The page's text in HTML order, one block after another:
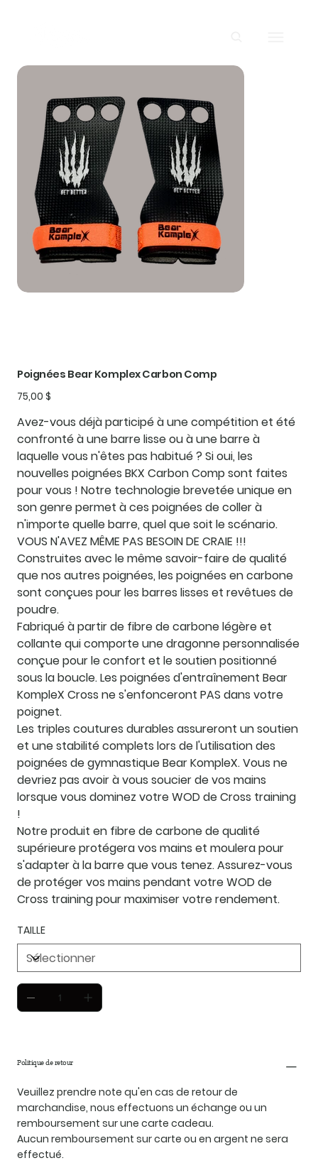
Poignées Bear Komplex Carbon Comp
Prix
75,00 $
Avez-vous déjà participé à une compétition et été
confronté à une barre lisse ou à une barre à
laquelle vous n'êtes pas habitué ? Si oui, les
nouvelles poignées BKX Carbon Comp sont faites
pour vous ! Notre technologie brevetée unique en
son genre permet à ces poignées de coller à
n'importe quelle barre, quel que soit le scénario.
VOUS N'AVEZ MÊME PAS BESOIN DE CRAIE !!!
Construites avec le même savoir-faire de qualité
que nos autres poignées, les poignées en carbone
sont conçues pour les barres lisses et revêtues de
poudre.
Fabriqué à partir de fibre de carbone légère et
collante qui comporte une dragonne personnalisée
conçue pour le confort et le soutien positionné
sous la boucle. Les poignées d'entraînement Bear
KompleX Cross ne s'enfonceront PAS dans votre
poignet.
Les triples coutures durables assureront un soutien
et une stabilité complets lors de l'utilisation des
poignées de gymnastique Bear KompleX. Vous ne
devriez pas avoir à vous soucier de vos mains
lorsque vous dominez votre WOD de Cross training
!
Notre produit en fibre de carbone de qualité
supérieure protégera vos mains et moulera pour
s'adapter à la barre que vous tenez. Assurez-vous
de protéger vos mains pendant votre WOD de
Cross training pour maximiser votre rendement.
TAILLE
Politique de retour
Veuillez prendre note qu'en cas de retour de
marchandise, nous effectuons un échange ou un
remboursement sur une carte cadeau.
Aucun remboursement sur carte ou en argent ne sera
effectué.